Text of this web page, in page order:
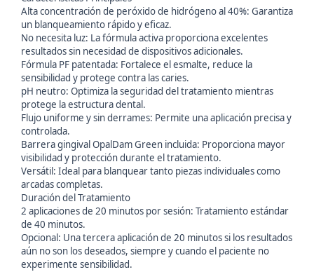
Alta concentración de peróxido de hidrógeno al 40%: Garantiza
un blanqueamiento rápido y eficaz.
No necesita luz: La fórmula activa proporciona excelentes
resultados sin necesidad de dispositivos adicionales.
Fórmula PF patentada: Fortalece el esmalte, reduce la
sensibilidad y protege contra las caries.
pH neutro: Optimiza la seguridad del tratamiento mientras
protege la estructura dental.
Flujo uniforme y sin derrames: Permite una aplicación precisa y
controlada.
Barrera gingival OpalDam Green incluida: Proporciona mayor
visibilidad y protección durante el tratamiento.
Versátil: Ideal para blanquear tanto piezas individuales como
arcadas completas.
Duración del Tratamiento
2 aplicaciones de 20 minutos por sesión: Tratamiento estándar
de 40 minutos.
Opcional: Una tercera aplicación de 20 minutos si los resultados
aún no son los deseados, siempre y cuando el paciente no
experimente sensibilidad.